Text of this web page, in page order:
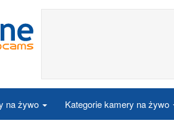
na żywo Kategorie kamery na żywo